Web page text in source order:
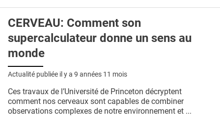
CRÉDITS
CERVEAU: Comment son
supercalculateur donne un sens au
monde
Actualité publiée il y a 9 années 11 mois
Ces travaux de l’Université de Princeton décryptent
comment nos cerveaux sont capables de combiner
observations complexes de notre environnement et ...